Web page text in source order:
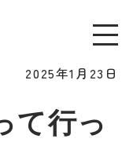
2025年1月23日
て行っ